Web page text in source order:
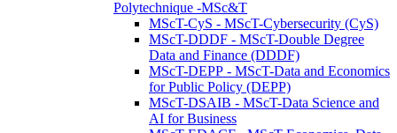
Polytechnique -MSc&T
MScT-CyS - MScT-Cybersecurity (CyS)
MScT-DDDF - MScT-Double Degree
Data and Finance (DDDF)
MScT-DEPP - MScT-Data and Economics
for Public Policy (DEPP)
MScT-DSAIB - MScT-Data Science and
AI for Business